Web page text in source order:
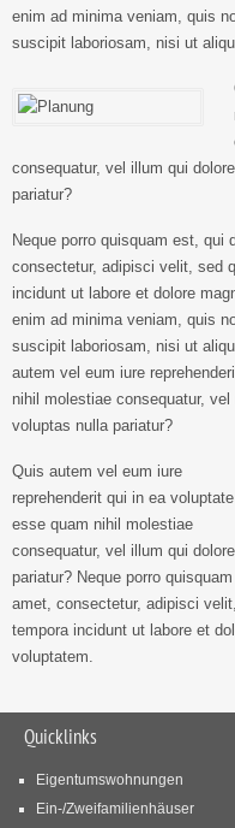
enim ad minima veniam, quis
suscipit laboriosam, nisi ut
consequatur, vel illum qui
pariatur?
Neque porro quisquam est, qui
consectetur, adipisci velit, sed
incidunt ut labore et dolore
enim ad minima veniam, quis
suscipit laboriosam, nisi ut
autem vel eum iure
nihil molestiae consequatur,
voluptas nulla pariatur?
Quis autem vel eum iure
reprehenderit qui in ea
esse quam nihil molestiae
consequatur, vel illum qui
pariatur? Neque porro
amet, consectetur, adipisci
tempora incidunt ut labore et
voluptatem.
Quicklinks
Eigentumswohnungen
Ein-/Zweifamilienhäuser